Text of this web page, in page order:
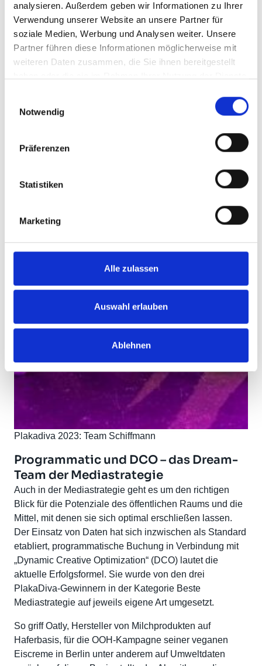
analysieren. Außerdem geben wir Informationen zu Ihrer
Verwendung unserer Website an unsere Partner für
soziale Medien, Werbung und Analysen weiter. Unsere
Partner führen diese Informationen möglicherweise mit
weiteren Daten zusammen, die Sie ihnen bereitgestellt
Notwendig
Präferenzen
Statistiken
Marketing
Alle zulassen
Auswahl erlauben
Ablehnen
Plakadiva 2023: Team Schiffmann
Programmatic und DCO – das Dream-
Team der Mediastrategie
Auch in der Mediastrategie geht es um den richtigen
Blick für die Potenziale des öffentlichen Raums und die
Mittel, mit denen sie sich optimal erschließen lassen.
Der Einsatz von Daten hat sich inzwischen als Standard
etabliert, programmatische Buchung in Verbindung mit
„Dynamic Creative Optimization“ (DCO) lautet die
aktuelle Erfolgsformel. Sie wurde von den drei
PlakaDiva-Gewinnern in der Kategorie Beste
Mediastrategie auf jeweils eigene Art umgesetzt.
So griff Oatly, Hersteller von Milchprodukten auf
Haferbasis, für die OOH-Kampagne seiner veganen
Eiscreme in Berlin unter anderem auf Umweltdaten